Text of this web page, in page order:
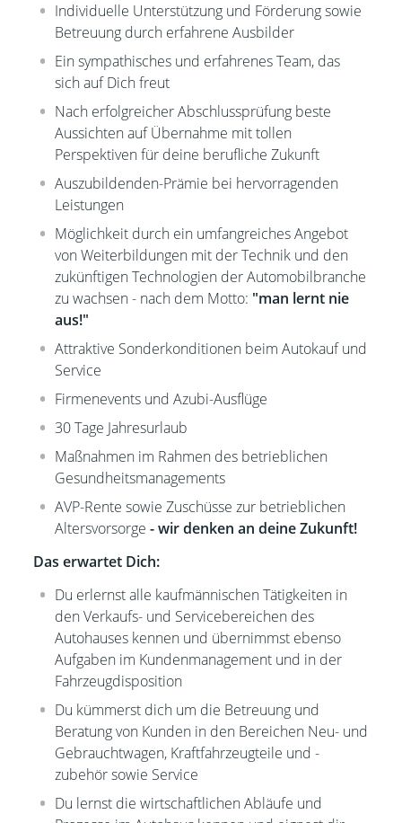
Individuelle Unterstützung und Förderung sowie
Betreuung durch erfahrene Ausbilder
Ein sympathisches und erfahrenes Team, das
sich auf Dich freut
Nach erfolgreicher Abschlussprüfung beste
Aussichten auf Übernahme mit tollen
Perspektiven für deine berufliche Zukunft
Auszubildenden-Prämie bei hervorragenden
Leistungen
Möglichkeit durch ein umfangreiches Angebot
von Weiterbildungen mit der Technik und den
zukünftigen Technologien der Automobilbranche
zu wachsen - nach dem Motto: "man lernt nie
aus!"
Attraktive Sonderkonditionen beim Autokauf und
Service
Firmenevents und Azubi-Ausflüge
30 Tage Jahresurlaub
Maßnahmen im Rahmen des betrieblichen
Gesundheitsmanagements
AVP-Rente sowie Zuschüsse zur betrieblichen
Altersvorsorge - wir denken an deine Zukunft!
Das erwartet Dich:
Du erlernst alle kaufmännischen Tätigkeiten in
den Verkaufs- und Servicebereichen des
Autohauses kennen und übernimmst ebenso
Aufgaben im Kundenmanagement und in der
Fahrzeugdisposition
Du kümmerst dich um die Betreuung und
Beratung von Kunden in den Bereichen Neu- und
Gebrauchtwagen, Kraftfahrzeugteile und -
zubehör sowie Service
Du lernst die wirtschaftlichen Abläufe und